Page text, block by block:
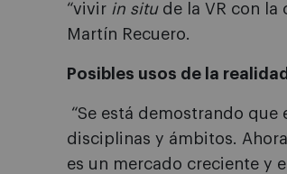
“vivir in situ de la VR con la
Martín Recuero.
Posibles usos de la
“Se está demostrando
disciplinas y ámbitos.
es un mercado creciente y